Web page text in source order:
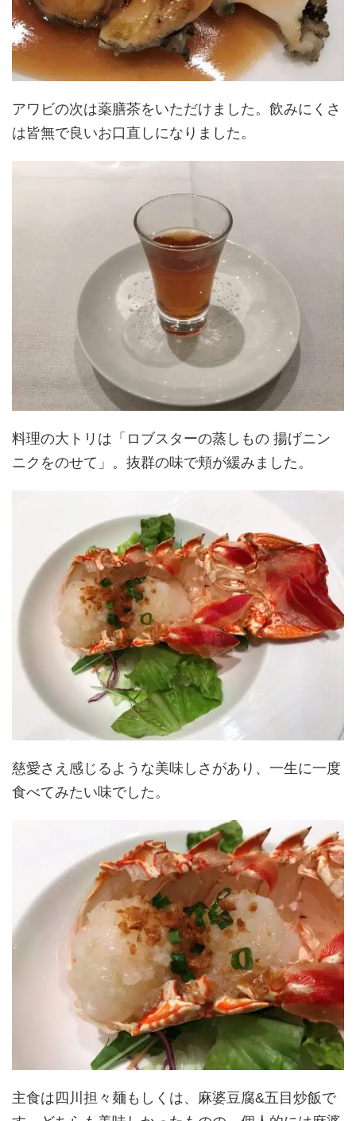
アワビの次は薬膳茶をいただけました。飲みにくさ
は皆無で良いお口直しになりました。
料理の大トリは「ロブスターの蒸しもの 揚げニン
ニクをのせて」。抜群の味で頬が緩みました。
慈愛さえ感じるような美味しさがあり、一生に一度
食べてみたい味でした。
主食は四川担々麺もしくは、麻婆豆腐&五目炒飯で